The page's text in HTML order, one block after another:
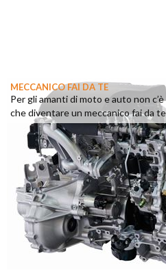
MECCANICO FAI DA TE
Per gli amanti di moto e auto non
che diventare un meccanico fai da